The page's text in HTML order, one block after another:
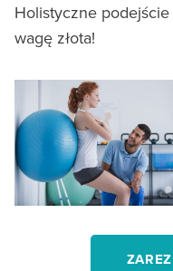
Holistyczne
wagę złota!